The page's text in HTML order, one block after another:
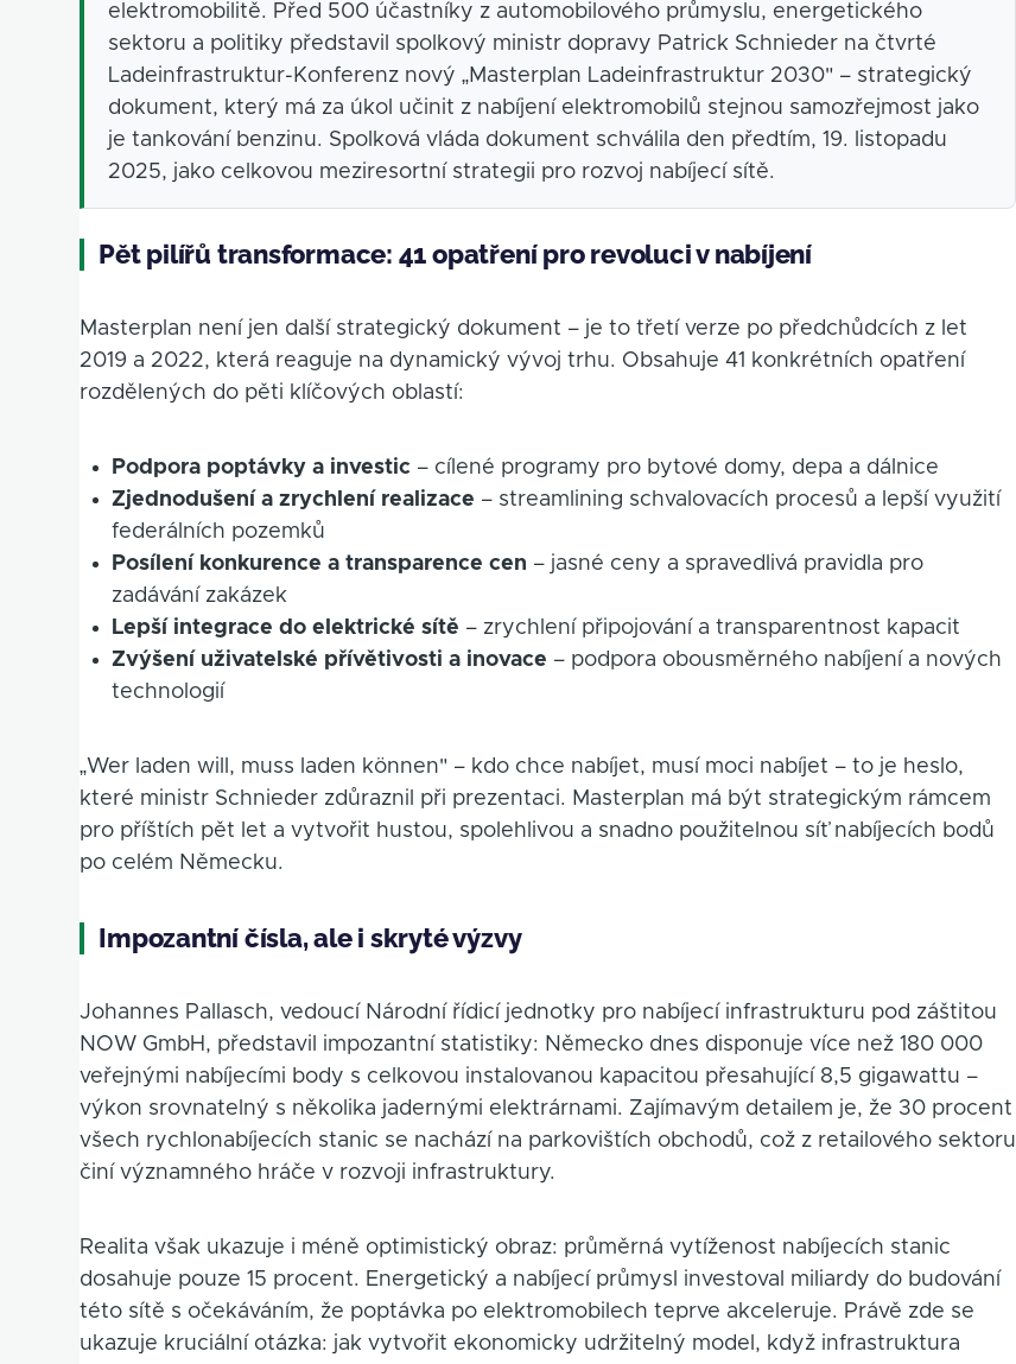
elektromobilitě. Před 500 účastníky z automobilového průmyslu, energetického
sektoru a politiky představil spolkový ministr dopravy Patrick Schnieder na čtvrté
Ladeinfrastruktur-Konferenz nový „Masterplan Ladeinfrastruktur 2030" – strategický
dokument, který má za úkol učinit z nabíjení elektromobilů stejnou samozřejmost jako
je tankování benzinu. Spolková vláda dokument schválila den předtím, 19. listopadu
2025, jako celkovou meziresortní strategii pro rozvoj nabíjecí sítě.
Pět pilířů transformace: 41 opatření pro revoluci v nabíjení
Masterplan není jen další strategický dokument – je to třetí verze po předchůdcích z let
2019 a 2022, která reaguje na dynamický vývoj trhu. Obsahuje 41 konkrétních opatření
rozdělených do pěti klíčových oblastí:
Podpora poptávky a investic – cílené programy pro bytové domy, depa a dálnice
Zjednodušení a zrychlení realizace – streamlining schvalovacích procesů a lepší využití
federálních pozemků
Posílení konkurence a transparence cen – jasné ceny a spravedlivá pravidla pro
zadávání zakázek
Lepší integrace do elektrické sítě – zrychlení připojování a transparentnost kapacit
Zvýšení uživatelské přívětivosti a inovace – podpora obousměrného nabíjení a nových
technologií
„Wer laden will, muss laden können" – kdo chce nabíjet, musí moci nabíjet – to je heslo,
které ministr Schnieder zdůraznil při prezentaci. Masterplan má být strategickým rámcem
pro příštích pět let a vytvořit hustou, spolehlivou a snadno použitelnou síť nabíjecích bodů
po celém Německu.
Impozantní čísla, ale i skryté výzvy
Johannes Pallasch, vedoucí Národní řídicí jednotky pro nabíjecí infrastrukturu pod záštitou
NOW GmbH, představil impozantní statistiky: Německo dnes disponuje více než 180 000
veřejnými nabíjecími body s celkovou instalovanou kapacitou přesahující 8,5 gigawattu –
výkon srovnatelný s několika jadernými elektrárnami. Zajímavým detailem je, že 30 procent
všech rychlonabíjecích stanic se nachází na parkovištích obchodů, což z retailového sektoru
činí významného hráče v rozvoji infrastruktury.
Realita však ukazuje i méně optimistický obraz: průměrná vytíženost nabíjecích stanic
dosahuje pouze 15 procent. Energetický a nabíjecí průmysl investoval miliardy do budování
této sítě s očekáváním, že poptávka po elektromobilech teprve akceleruje. Právě zde se
ukazuje kruciální otázka: jak vytvořit ekonomicky udržitelný model, když infrastruktura